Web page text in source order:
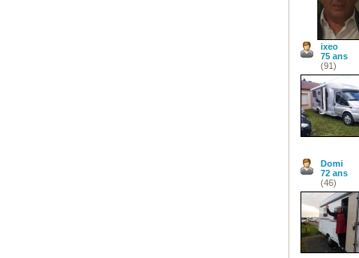
ixeo
75 ans
(91)
Domi
72 ans
(46)